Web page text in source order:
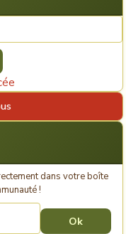
dans votre boîte
!